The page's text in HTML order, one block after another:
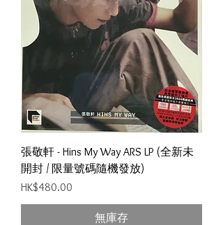
張敬軒 - Hins My Way ARS LP (全新未
開封 / 限量號碼隨機發放)
價格
HK$480.00
無庫存